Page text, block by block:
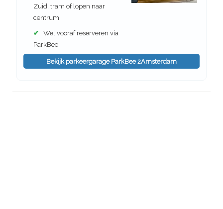
Zuid, tram of lopen naar
centrum
✔
Wel vooraf reserveren via
ParkBee
Bekijk parkeergarage ParkBee 2Amsterdam